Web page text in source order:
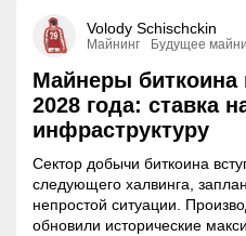
Volody Schischckin
Майнинг Будущее
Майнеры биткоина
2028 года: ставка
инфраструктуру
Сектор добычи биткоина
следующего халвинга,
непростой ситуации.
обновили исторические